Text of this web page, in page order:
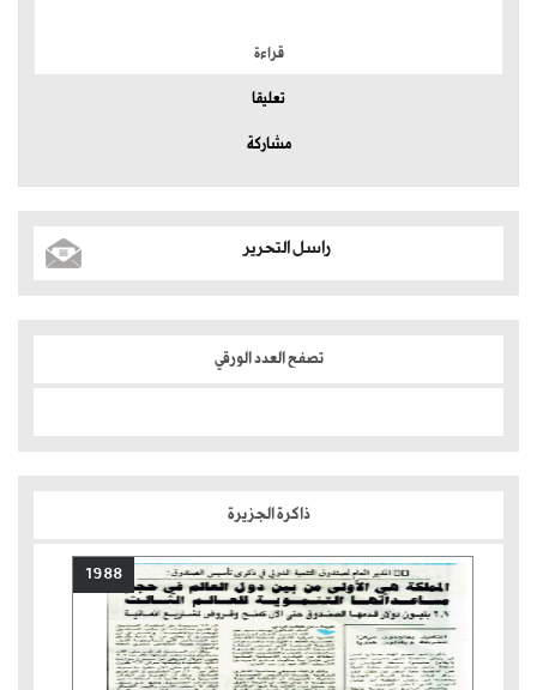
قراءة
تعليقا
مشاركة
راسل التحرير
تصفح العدد الورقي
ذاكرة الجزيرة
1988